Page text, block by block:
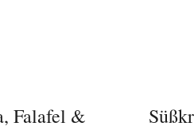
Falafel &